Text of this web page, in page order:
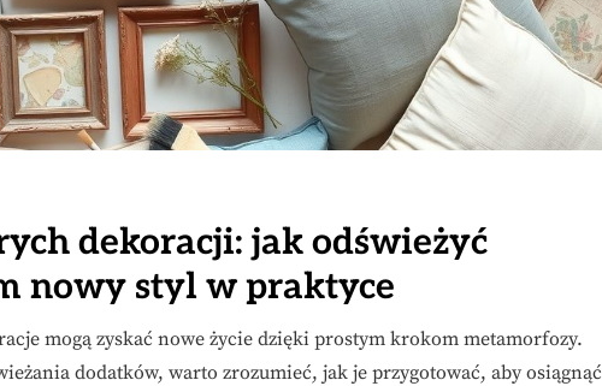
dekoracji: jak odświeżyć
nowy styl w praktyce
mogą zyskać nowe życie dzięki prostym krokom metamorfozy.
dodatków, warto zrozumieć, jak je przygotować, aby osiągnąć